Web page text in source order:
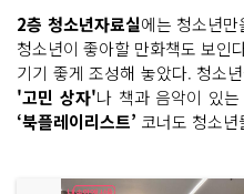
2층 청소년자료실에는 청소년
청소년이 좋아할 만화책도 보인
기기 좋게 조성해 놓았다. 청소
'고민 상자'나 책과 음악이 있
‘북플레이리스트’ 코너도 청소